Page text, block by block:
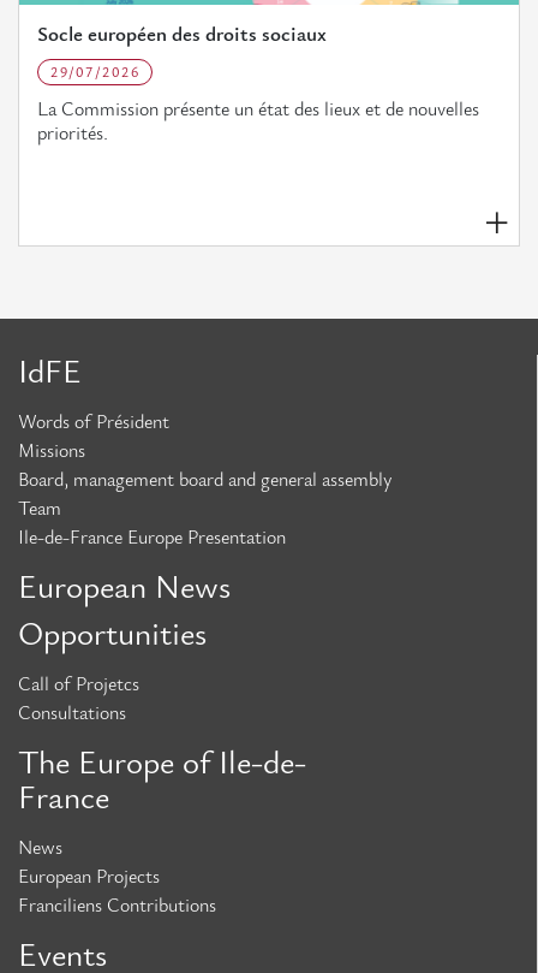
Socle européen des droits sociaux
29/07/2026
La Commission présente un état des lieux et de nouvelles
priorités.
IdFE
Words of Président
Missions
Board, management board and general assembly
Team
Ile-de-France Europe Presentation
European News
Opportunities
Call of Projetcs
Consultations
The Europe of Ile-de-
France
News
European Projects
Franciliens Contributions
Events